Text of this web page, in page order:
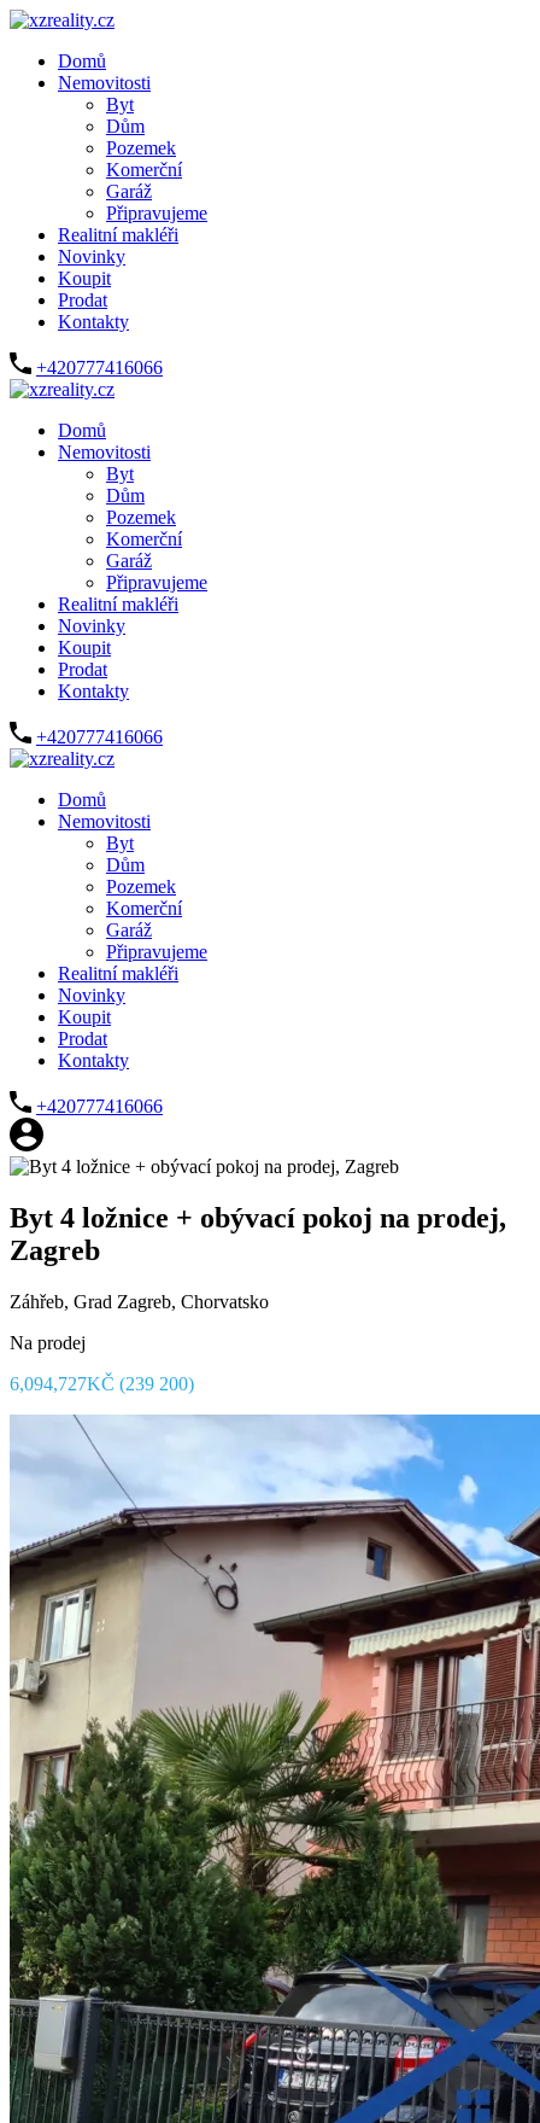
Domů
Nemovitosti
Byt
Dům
Pozemek
Komerční
Garáž
Připravujeme
Realitní makléři
Novinky
Koupit
Prodat
Kontakty
+420777416066
Domů
Nemovitosti
Byt
Dům
Pozemek
Komerční
Garáž
Připravujeme
Realitní makléři
Novinky
Koupit
Prodat
Kontakty
+420777416066
Domů
Nemovitosti
Byt
Dům
Pozemek
Komerční
Garáž
Připravujeme
Realitní makléři
Novinky
Koupit
Prodat
Kontakty
+420777416066
Byt 4 ložnice + obývací pokoj na prodej,
Zagreb
Záhřeb, Grad Zagreb, Chorvatsko
Na prodej
6,094,727KČ (239 200)